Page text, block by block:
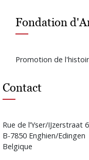
Fondation
Promotion de
Contact
Rue de l’Yser/IJzerstraat
B-7850 Enghien/Edingen
Belgique